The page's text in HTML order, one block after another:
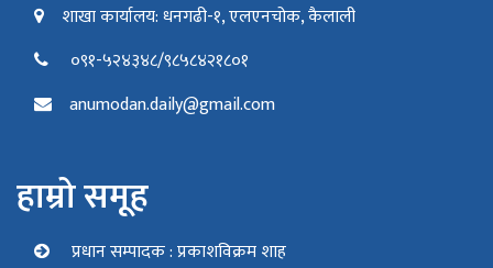
शाखा कार्यालय: धनगढी-१, एलएनचोक, कैलाली
०९१-५२४३४८/९८५८४२१८०१
anumodan.daily@gmail.com
हाम्रो समूह
प्रधान सम्पादक : प्रकाशविक्रम शाह